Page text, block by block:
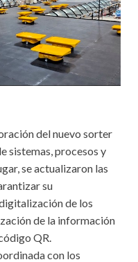
del nuevo sorter
sistemas, procesos y
se actualizaron las
su
de los
de la información
QR.
con los